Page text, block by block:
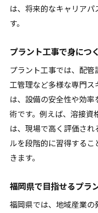
は、将来的なキャリア
す。
プラント工事で身につ
プラント工事では、配
工管理など多様な専門ス
は、設備の安全性や効
術です。例えば、溶接
は、現場で高く評価さ
ルを段階的に習得する
きます。
福岡県で目指せるプラ
福岡県では、地域産業